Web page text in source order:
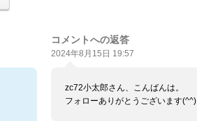
コメントへの返答
2024年8月15日 19:57
zc72小太郎さん、こんばんは。
フォローありがとうございます(^^)